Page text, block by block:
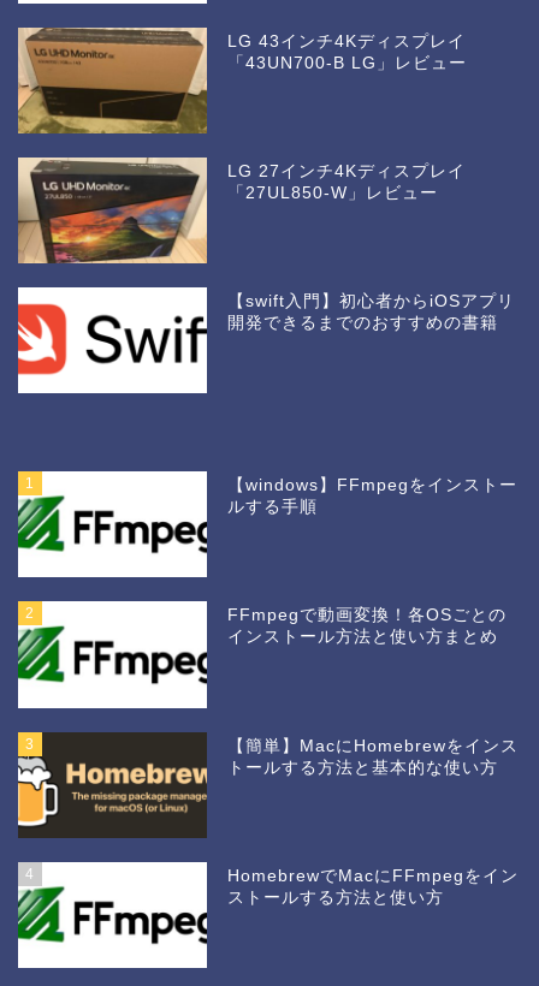
LG 43インチ4Kディスプレイ
「43UN700-B LG」レビュー
LG 27インチ4Kディスプレイ
「27UL850-W」レビュー
【swift入門】初心者からiOSアプリ
開発できるまでのおすすめの書籍
1
【windows】FFmpegをインストー
ルする手順
2
FFmpegで動画変換！各OSごとの
インストール方法と使い方まとめ
3
【簡単】MacにHomebrewをインス
トールする方法と基本的な使い方
4
HomebrewでMacにFFmpegをイン
ストールする方法と使い方